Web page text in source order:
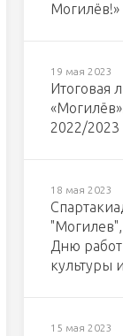
Могилёв!»
19 мая 2023
2022/2023
18 мая 2023
Дню
культуры
15 мая 2023